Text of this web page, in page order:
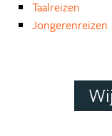
Taalreizen
Jongerenreizen